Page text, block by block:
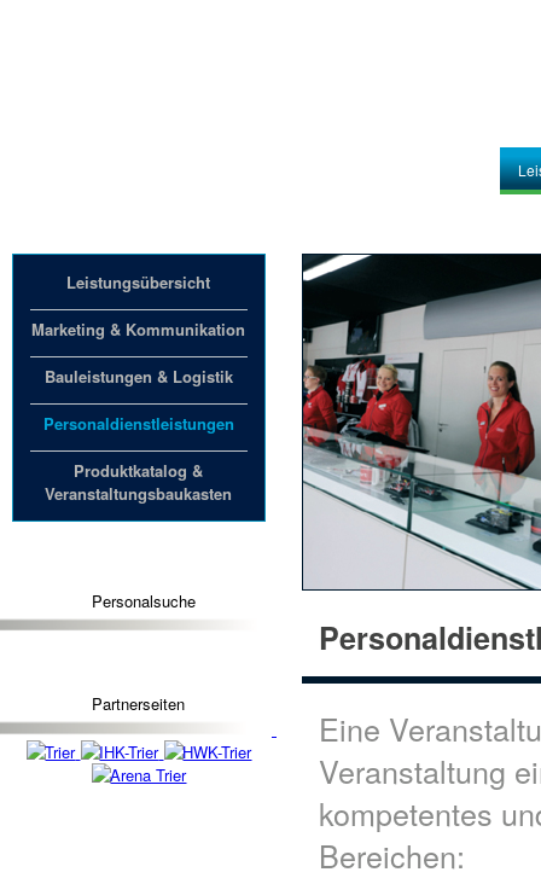
Eine
Veranstaltung
kompetentes
Bereichen:
Leistungsübersicht
Marketing & Kommunikation
Bauleistungen & Logistik
Personaldienstleistungen
Produktkatalog &
Veranstaltungsbaukasten
Personalsuche
Partnerseiten